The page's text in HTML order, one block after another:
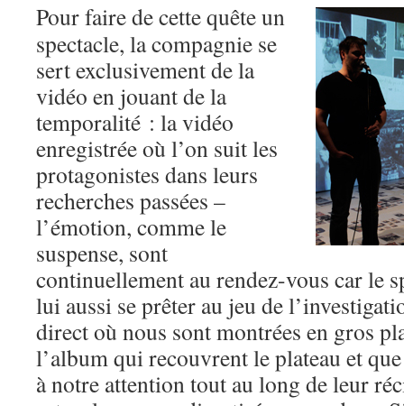
Pour faire de cette quête un
spectacle, la compagnie se
sert exclusivement de la
vidéo en jouant de la
temporalité : la vidéo
enregistrée où l’on suit les
protagonistes dans leurs
recherches passées –
l’émotion, comme le
suspense, sont
continuellement au rendez-vous car le
lui aussi se prêter au jeu de
direct où nous sont montrées en gros
l’album qui recouvrent le plateau et
à notre attention tout au long de leur